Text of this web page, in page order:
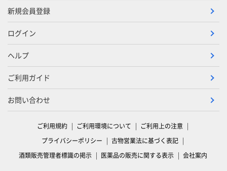
新規会員登録
ログイン
ヘルプ
ご利用ガイド
お問い合わせ
ご利用規約 ご利用環境について
ご利用上の注意
プライバシーポリシー
古物営業法に基づく表記
酒類販売管理者標識の掲示
医薬品の販売に関する表示 会社案内